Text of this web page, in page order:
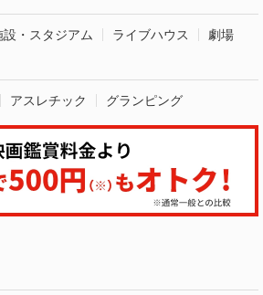
設・スタジアム ライブハウス
劇場
アスレチック グランピング